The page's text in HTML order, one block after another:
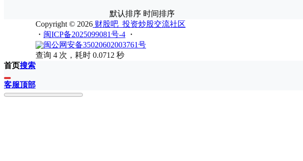
默认排序 时间排序
Copyright © 2026 财股吧_投资炒股交流社区
・ 闽ICP备2025099081号-4
・
闽公网安备35020602003761号
查询 4 次，耗时 0.0712 秒
首页搜索
客服顶部